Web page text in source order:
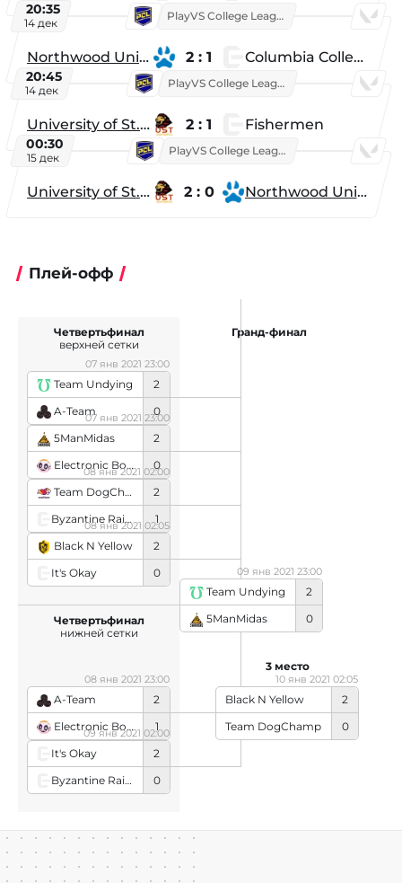
20:35
14 дек
PlayVS College League 2025: Fall
Northwood University 2 : 1 Columbia College
20:45
14 дек
PlayVS College League 2025: Fall
University of St. Thomas 2 : 1 Fishermen
00:30
15 дек
PlayVS College League 2025: Fall
University of St. Thomas 2 : 0 Northwood University
Плей-офф
Team Undying
2
A-Team
0
07 янв 2021 23:00
5ManMidas
2
Electronic Boys
0
07 янв 2021 23:00
Team DogChamp
2
Byzantine Raiders
1
08 янв 2021 02:00
Black N Yellow
2
It's Okay
0
08 янв 2021 02:05
Четвертьфинал
верхней сетки
A-Team
2
Electronic Boys
1
08 янв 2021 23:00
It's Okay
2
Byzantine Raiders
0
09 янв 2021 02:00
Четвертьфинал
нижней сетки
Team Undying
2
5ManMidas
0
09 янв 2021 23:00
Гранд-финал
Black N Yellow
2
Team DogChamp
0
10 янв 2021 02:05
3 место